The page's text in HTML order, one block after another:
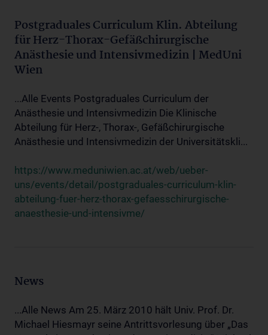
Postgraduales Curriculum Klin. Abteilung
für Herz-Thorax-Gefäßchirurgische
Anästhesie und Intensivmedizin | MedUni
Wien
...Alle Events Postgraduales Curriculum der
Anästhesie und Intensivmedizin Die Klinische
Abteilung für Herz-, Thorax-, Gefäßchirurgische
Anästhesie und Intensivmedizin der Universitätskli...
https://www.meduniwien.ac.at/web/ueber-
uns/events/detail/postgraduales-curriculum-klin-
abteilung-fuer-herz-thorax-gefaesschirurgische-
anaesthesie-und-intensivme/
News
...Alle News Am 25. März 2010 hält Univ. Prof. Dr.
Michael Hiesmayr seine Antrittsvorlesung über „Das